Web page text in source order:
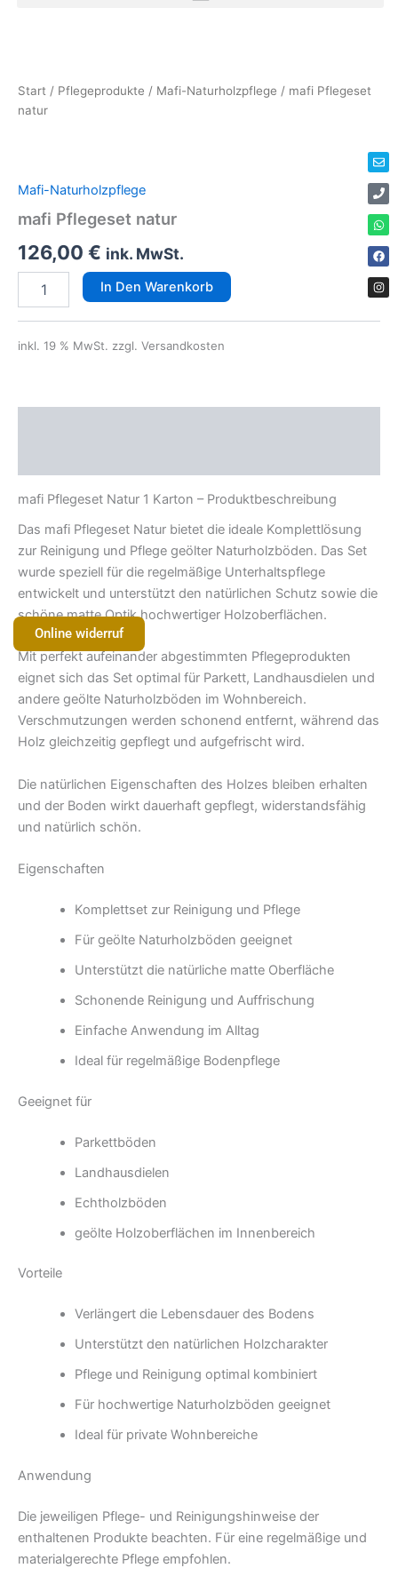
Start / Pflegeprodukte / Mafi-Naturholzpflege / mafi Pflegeset
natur
Mafi-Naturholzpflege
mafi Pflegeset natur
126,00 € ink. MwSt.
Menge
In Den Warenkorb
inkl. 19 % MwSt. zzgl. Versandkosten
mafi Pflegeset Natur 1 Karton – Produktbeschreibung
Das mafi Pflegeset Natur bietet die ideale Komplettlösung
zur Reinigung und Pflege geölter Naturholzböden. Das Set
wurde speziell für die regelmäßige Unterhaltspflege
entwickelt und unterstützt den natürlichen Schutz sowie die
schöne matte Optik hochwertiger Holzoberflächen.
Mit perfekt aufeinander abgestimmten Pflegeprodukten
eignet sich das Set optimal für Parkett, Landhausdielen und
andere geölte Naturholzböden im Wohnbereich.
Verschmutzungen werden schonend entfernt, während das
Holz gleichzeitig gepflegt und aufgefrischt wird.
Die natürlichen Eigenschaften des Holzes bleiben erhalten
und der Boden wirkt dauerhaft gepflegt, widerstandsfähig
und natürlich schön.
Eigenschaften
Komplettset zur Reinigung und Pflege
Für geölte Naturholzböden geeignet
Unterstützt die natürliche matte Oberfläche
Schonende Reinigung und Auffrischung
Einfache Anwendung im Alltag
Ideal für regelmäßige Bodenpflege
Geeignet für
Parkettböden
Landhausdielen
Echtholzböden
geölte Holzoberflächen im Innenbereich
Vorteile
Verlängert die Lebensdauer des Bodens
Unterstützt den natürlichen Holzcharakter
Pflege und Reinigung optimal kombiniert
Für hochwertige Naturholzböden geeignet
Ideal für private Wohnbereiche
Anwendung
Die jeweiligen Pflege- und Reinigungshinweise der
enthaltenen Produkte beachten. Für eine regelmäßige und
materialgerechte Pflege empfohlen.
Online widerruf